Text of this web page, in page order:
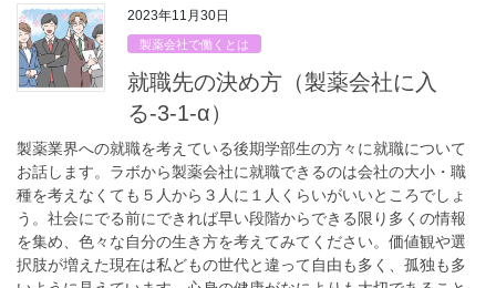
2023年11月30日
製薬会社で働くとは
就職先の決め方（製薬会社に入
る-3-1-α）
製薬業界への就職を考えている後期学部生の方々に就職について
お話します。ラボから製薬会社に就職できるのは会社の大小・職
種を考えなくても５人から３人に１人くらいがいいところでしょ
う。社会にでる前にできれば早い段階からできる限り多くの情報
を集め、色々な自分の生き方を考えてみてください。価値観や選
択肢が増えた現在は私どもの世代と違って自由も多く、孤独も多